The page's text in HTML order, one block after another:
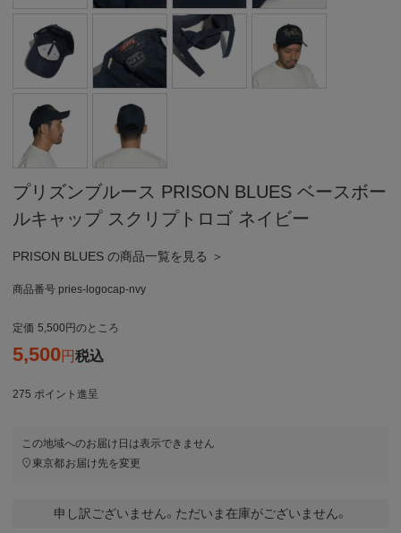
プリズンブルース PRISON BLUES ベースボー
ルキャップ スクリプトロゴ ネイビー
PRISON BLUES の商品一覧を見る ＞
商品番号 pries-logocap-nvy
定価 5,500 のところ
5,500 税込
275 ポイント進呈
この地域へのお届け日は表示できません
東京都お届け先を変更
申し訳ございません。ただいま在庫がございません。